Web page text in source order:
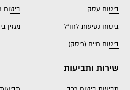
ביטוח עסק
ביטוח
ביטוח נסיעות לחו"ל
מגזין
ביטוח חיים (ריסק)
שירות ותביעות